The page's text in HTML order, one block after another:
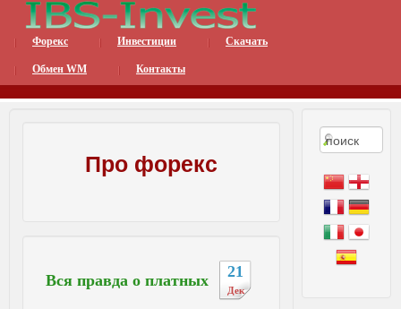
Форекс Инвестиции Скачать
Обмен WM Контакты
Интернет Бизнес
Про форекс
21
Дек
Вся правда о платных